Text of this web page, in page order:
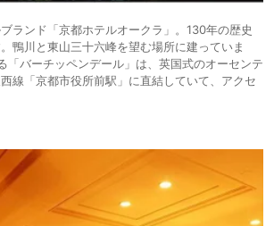
ランド「京都ホテルオークラ」。130年の歴史
鴨川と東山三十六峰を望む場所に建っていま
「バーチッペンデール」は、英国式のオーセンテ
線「京都市役所前駅」に直結していて、アクセ